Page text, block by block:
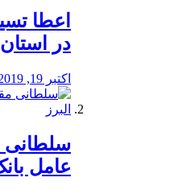
️اعطا
در استان
اکتبر 19, 2019
سلطانی
عامل